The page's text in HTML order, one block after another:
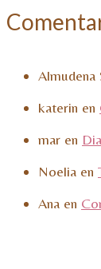
Almudena
katerin en
mar en
Noelia en
Ana en